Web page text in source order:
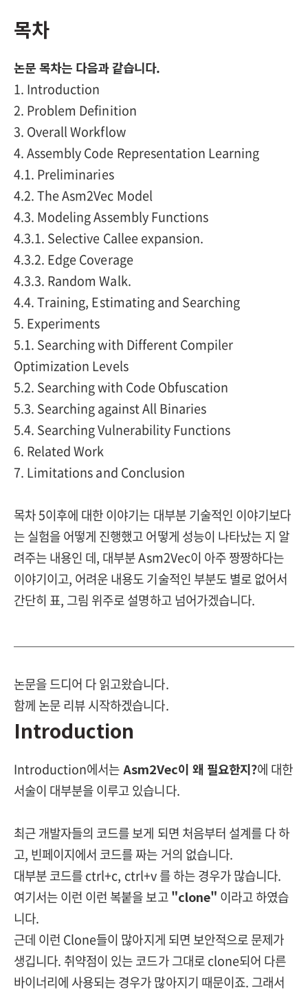
목차
논문 목차는 다음과 같습니다.
1. Introduction
2. Problem Definition
3. Overall Workflow
4. Assembly Code Representation Learning
4.1. Preliminaries
4.2. The Asm2Vec Model
4.3. Modeling Assembly Functions
4.3.1. Selective Callee expansion.
4.3.2. Edge Coverage
4.3.3. Random Walk.
4.4. Training, Estimating and Searching
5. Experiments
5.1. Searching with Different Compiler
Optimization Levels
5.2. Searching with Code Obfuscation
5.3. Searching against All Binaries
5.4. Searching Vulnerability Functions
6. Related Work
7. Limitations and Conclusion
목차 5이후에 대한 이야기는 대부분 기술적인 이야기보다
는 실험을 어떻게 진행했고 어떻게 성능이 나타났는 지 알
려주는 내용인 데, 대부분 Asm2Vec이 아주 짱짱하다는
이야기이고, 어려운 내용도 기술적인 부분도 별로 없어서
간단히 표, 그림 위주로 설명하고 넘어가겠습니다.
논문을 드디어 다 읽고왔습니다.
함께 논문 리뷰 시작하겠습니다.
Introduction
Introduction에서는Asm2Vec이 왜 필요한지?에 대한
서술이 대부분을 이루고 있습니다.
최근 개발자들의 코드를 보게 되면 처음부터 설계를 다 하
고, 빈페이지에서 코드를 짜는 거의 없습니다.
대부분 코드를 ctrl+c, ctrl+v 를 하는 경우가 많습니다.
여기서는 이런 이런 복붙을 보고"clone" 이라고 하였습
니다.
근데 이런 Clone들이 많아지게 되면 보안적으로 문제가
생깁니다. 취약점이 있는 코드가 그대로 clone되어 다른
바이너리에 사용되는 경우가 많아지기 때문이죠. 그래서